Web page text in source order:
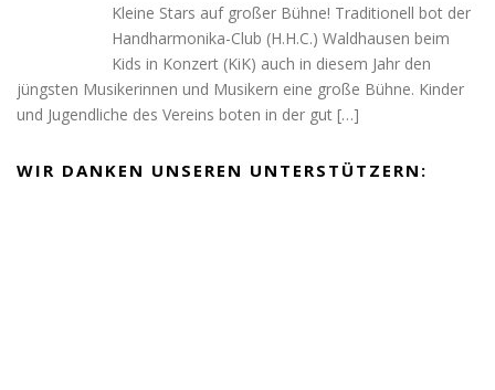
Kleine Stars auf großer Bühne! Traditionell bot der
Handharmonika-Club (H.H.C.) Waldhausen beim
Kids in Konzert (KiK) auch in diesem Jahr den
jüngsten Musikerinnen und Musikern eine große Bühne. Kinder
und Jugendliche des Vereins boten in der gut […]
WIR DANKEN UNSEREN UNTERSTÜTZERN: